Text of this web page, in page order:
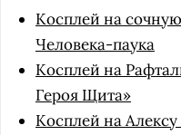
Косплей на
Человека-паука
Косплей на
Героя Щита»
Косплей на